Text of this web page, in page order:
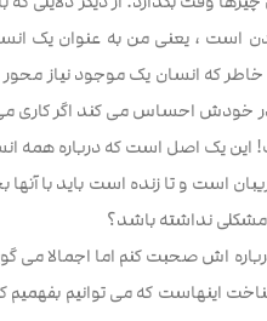
، یعنی من به عنوان یک انسان
خاطر که انسان یک موجود نیاز
خودش احساس می کند اگر کاری می
این یک اصل است که درباره همه
است و تا زنده است باید با
مشکلی نداشته باشد؟
اش صحبت کنم اما اجمالا می
اینهاست که می توانیم